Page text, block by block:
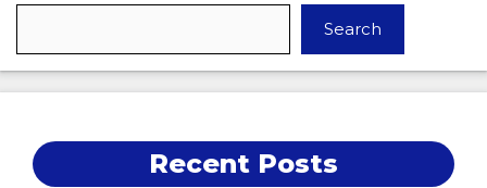
Search
Recent Posts